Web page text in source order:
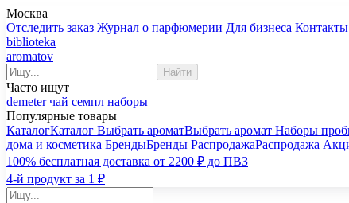
Москва
Отследить заказ Журнал о парфюмерии Для бизнеса
biblioteka
aromatov
Найти
Часто ищут
demeterчай семпл наборы
Популярные товары
КаталогКаталог Выбрать ароматВыбрать аромат Наборы
дома и косметика БрендыБренды РаспродажаРаспродажа
100% бесплатная доставка от 2200 ₽ до ПВЗ
4-й продукт за 1 ₽